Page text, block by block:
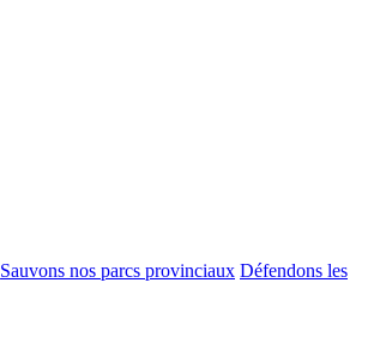
Sauvons nos parcs provinciaux Défendons les